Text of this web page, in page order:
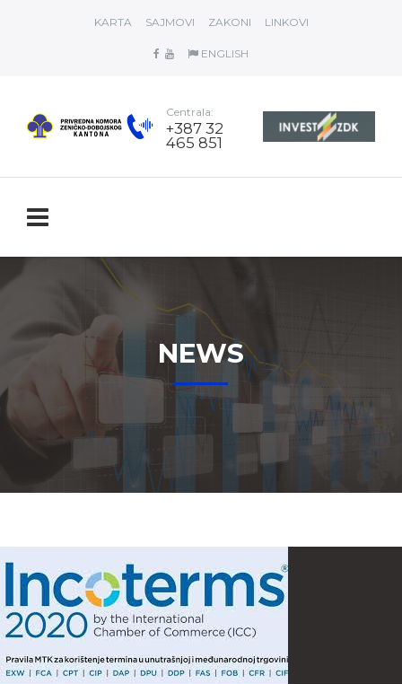
KARTA SAJMOVI ZAKONI LINKOVI
ENGLISH
Centrala:
+387 32
465 851
NEWS